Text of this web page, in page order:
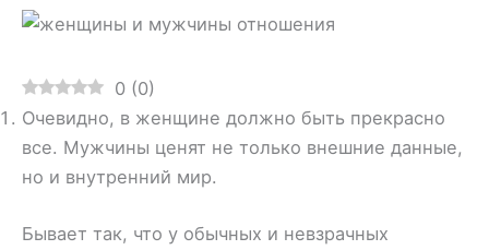
0 (0)
Очевидно, в женщине должно быть прекрасно
все. Мужчины ценят не только внешние данные,
но и внутренний мир.
Бывает так, что у обычных и невзрачных